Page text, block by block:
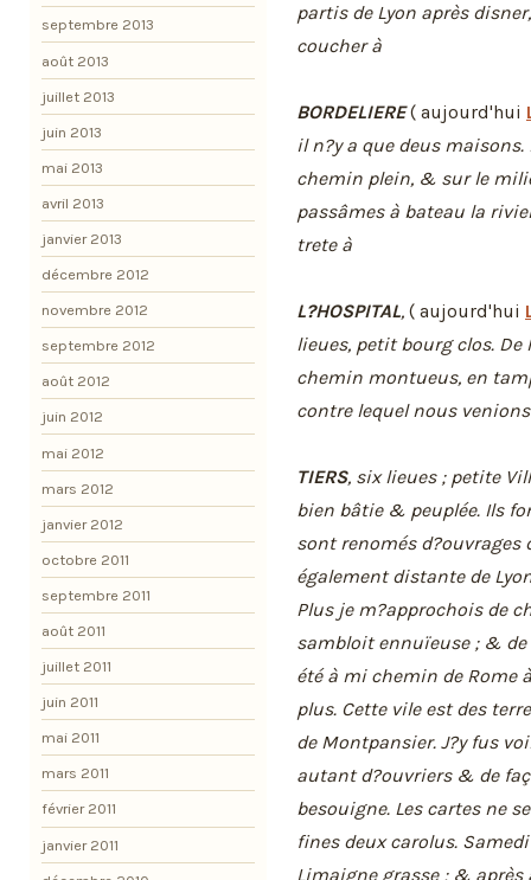
partis de Lyon après
coucher à
BORDELIERE( aujourd'hui
il n?y a que deus
chemin plein, & sur le
passâmes à bateau la
trete à
L?HOSPITAL, ( aujourd'hui
lieues, petit bourg clos.
chemin montueus, en
contre lequel nous
TIERS, six lieues ; petite
bien bâtie & peuplée. Ils
sont renomés d?ouvrages
également distante de
Plus je m?approchois de
sambloit ennuïeuse ; & de
été à mi chemin de Rome
plus. Cette vile est des
de Montpansier. J?y fus
autant d?ouvriers & de
besouigne. Les cartes ne
fines deux carolus.
Limaigne grasse ; &
septembre 2013
août 2013
juillet 2013
juin 2013
mai 2013
avril 2013
janvier 2013
décembre 2012
novembre 2012
septembre 2012
août 2012
juin 2012
mai 2012
mars 2012
janvier 2012
octobre 2011
septembre 2011
août 2011
juillet 2011
juin 2011
mai 2011
mars 2011
février 2011
janvier 2011